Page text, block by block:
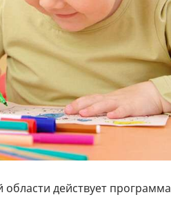
действует программа